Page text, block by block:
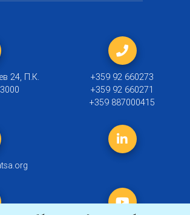
24, П.К.
+359 92 660273
+359 92 660271
+359 887000415